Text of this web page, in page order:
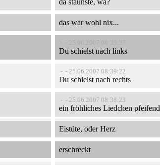
da staunste, wa?
das war wohl nix...
Du schielst nach links
- - 25.06.2007 08:39:22
Du schielst nach rechts
- - 25.06.2007 08:38:23
ein fröhliches Liedchen pfeifend
Eistüte, oder Herz
erschreckt